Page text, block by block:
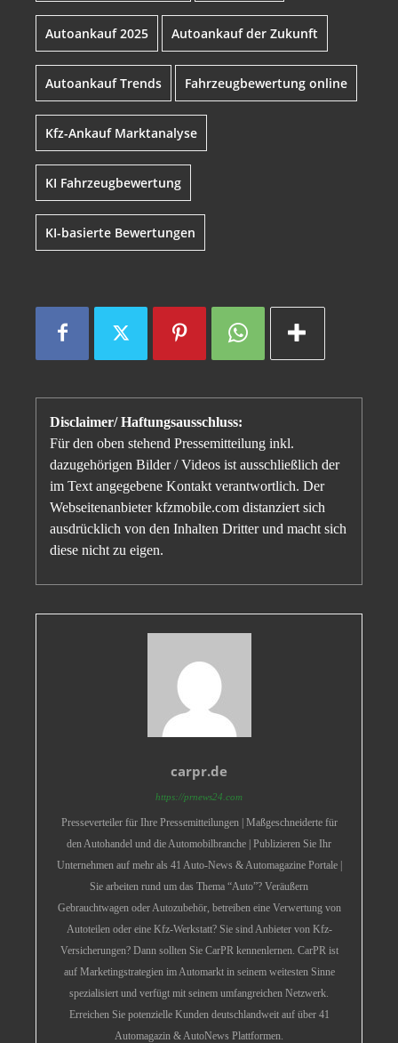
Autoankauf 2025 Autoankauf der Zukunft
Autoankauf Trends Fahrzeugbewertung online
Kfz-Ankauf Marktanalyse
KI Fahrzeugbewertung
KI-basierte Bewertungen
Disclaimer/ Haftungsausschluss:
Für den oben stehend Pressemitteilung inkl.
dazugehörigen Bilder / Videos ist ausschließlich der
im Text angegebene Kontakt verantwortlich. Der
Webseitenanbieter kfzmobile.com distanziert sich
ausdrücklich von den Inhalten Dritter und macht sich
diese nicht zu eigen.
carpr.de
https://prnews24.com
Presseverteiler für Ihre Pressemitteilungen | Maßgeschneiderte für
den Autohandel und die Automobilbranche | Publizieren Sie Ihr
Unternehmen auf mehr als 41 Auto-News & Automagazine Portale |
Sie arbeiten rund um das Thema “Auto”? Veräußern
Gebrauchtwagen oder Autozubehör, betreiben eine Verwertung von
Autoteilen oder eine Kfz-Werkstatt? Sie sind Anbieter von Kfz-
Versicherungen? Dann sollten Sie CarPR kennenlernen. CarPR ist
auf Marketingstrategien im Automarkt in seinem weitesten Sinne
spezialisiert und verfügt mit seinem umfangreichen Netzwerk.
Erreichen Sie potenzielle Kunden deutschlandweit auf über 41
Automagazin & AutoNews Plattformen.